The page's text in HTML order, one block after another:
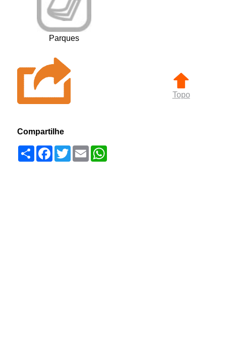
Parques
Topo
Compartilhe
Compartilhar
Facebook
TwitterEmail